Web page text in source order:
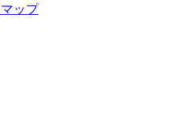
ップ